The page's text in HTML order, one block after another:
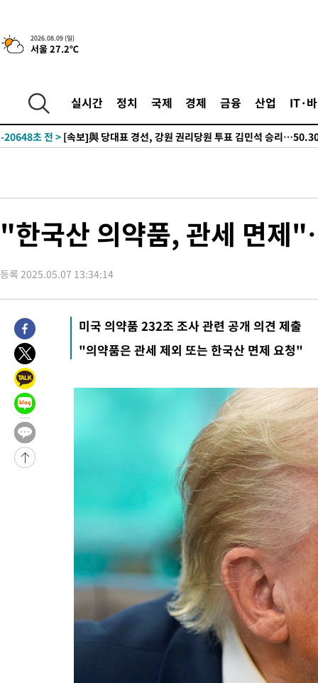
2026.08.09 (일)
서울 27.2℃
실시간 정치 국제 경제 금융 산업 IT·
-21968초 전 >[속보]與 강원·TK 당원투표 합산 김민석 48.54%로 승리…정
44.40%
-21302초 전 > 與 강원·TK 당원투표 합산 김민석 46.01%로 승리…정청래
-20949초 전 >
[속보]與 당대표 경선, 경북 권리당원 투표 김민석 47.37%·정
45.71%
-20851초 전 >
46.35%
-20648초 전 > [속보]與 당대표 경선, 강원 권리당원 투표 김민석 승리
-6573초 전 >"얼마나 더웠으면"…안동 물길공원서 헤엄친 구렁이 '소동'
-5772초 전 >'2경기 연속 침묵' 손흥민, 톨루카전 68분만 뛰고 슈팅 0개
2시간 전 >'여긴 20도, 저긴 50도'…열화상 카메라로 본 폭염 저감시설 '온도
2시간 전 >콜롬비아 신임 우파 대통령 취임 하루만에 차량폭탄 폭발 사건
4시간 전 >
튀르키예 외무장관, "메카 3국 방위협정은 이란이 목표 아냐 " 밝혀
5시간 전 >
이군이 불법 군시설 건설한 레바논 남부에서 레바논군 3명 폭발로
-30420초 전 >
네타냐후, 트럼프의 가자 평화 2차 15개조 평화안 '거부'
-27016초 전 >
-26012초 전 >
태풍 돌핀, 중 저장성 타이저우시 해안에 상륙 (1보)
-23358초 전 >
AT마드리드 데뷔 앞둔 이강인, 맨시티전 선발 대신 '벤치 시작'
-21988초 전 >
[속보]與 강원·TK 당원투표 합산 김민석 48.54%로 승리…정
44.40%
-21322초 전 >
與 강원·TK 당원투표 합산 김민석 46.01%로 승리…정청래
44.53%
[속보]與전대 권리당원투표…강원·경북 김민석, 대구 정청래
[속보]與 당대표 경선, 경북 권리당원 투표 김민석 47.37%·정
[속보]與 당대표 경선, 대구 권리당원 투표 정청래 47.82%·김
[속보]與 당대표 경선, 강원 권리당원 투표 김민석 승리
"일본축구협회, 대한축구협회 성 접대 의혹 심판 조사"
[속보]장은수, KLPGA 제주삼다수 역전 우승…데뷔 10년 차에
"얼마나 더웠으면"…안동 물길공원서 헤엄친 구렁이 '소동'
손흥민, 68분 뛰고 2경기 침묵…LAFC, 톨루카에 1-0 승리(종합)
'2경기 연속 침묵' 손흥민, 톨루카전 68분만 뛰고 슈팅 0개
이강인, 오늘 서울서 AT마드리드 입단식…'전례 없는 특급대우'
'여긴 20도, 저긴 50도'…열화상 카메라로 본 폭염 저감시설 '온도
"한국산 의약품, 관세 면제
등록 2025.05.07 13:34:14
미국 의약품 232조 조사 관련 공개 의견 제출
"의약품은 관세 제외 또는 한국산 면제 요청"